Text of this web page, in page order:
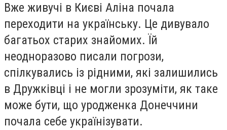
Вже живучі в Києві Аліна почала
переходити на українську. Це дивувало
багатьох старих знайомих. Їй
неодноразово писали погрози,
спілкувались із рідними, які залишились
в Дружківці і не могли зрозуміти, як таке
може бути, що уродженка Донеччини
почала себе українізувати.